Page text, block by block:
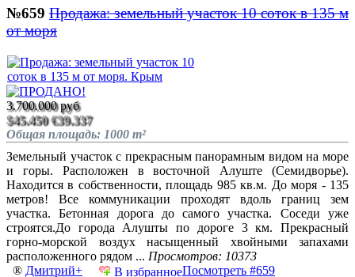
№659 Продажа: земельный участок 10 соток в 135 м
от моря
3.700.000 руб
$45.450 €39.337
Общая площадь: 1000 m²
Земельный участок с прекрасным панорамным видом на море
и горы. Расположен в восточной Алуште (Семидворье).
Находится в собственности, площадь 985 кв.м. До моря - 135
метров! Все коммуникации проходят вдоль границ зем
участка. Бетонная дорога до самого участка. Соседи уже
строятся.До города Алушты по дороге 3 км. Прекрасный
горно-морской воздух насыщенный хвойными запахами
расположенного рядом ... Просмотров: 10373
® Дмитрий+ В избранноеПосмотреть #659